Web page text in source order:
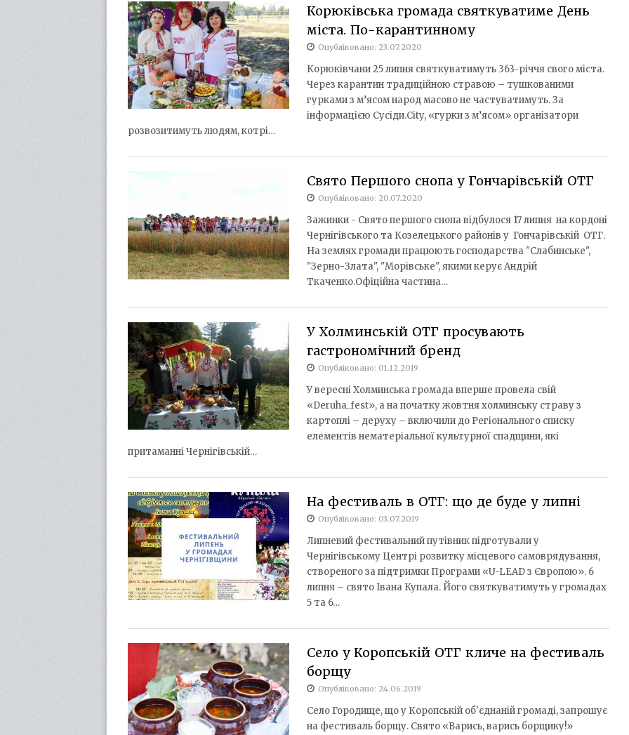
Корюківська громада святкуватиме День
міста. По-карантинному
Опубліковано: 23.07.2020
Корюківчани 25 липня святкуватимуть 363-річчя свого міста.
Через карантин традиційною стравою – тушкованими
гурками з м’ясом народ масово не частуватимуть. За
інформацією Сусіди.City, «гурки з м’ясом» організатори
розвозитимуть людям, котрі…
Свято Першого снопа у Гончарівській ОТГ
Опубліковано: 20.07.2020
Зажинки - Свято першого снопа відбулося 17 липня на кордоні
Чернігівського та Козелецького районів у Гончарівській ОТГ.
На землях громади працюють господарства "Слабинське",
"Зерно-Злата", "Морівське", якими керує Андрій
Ткаченко.Офіційна частина…
У Холминській ОТГ просувають
гастрономічний бренд
Опубліковано: 01.12.2019
У вересні Холминська громада вперше провела свій
«Deruha_fest», а на початку жовтня холминську страву з
картоплі – деруху – включили до Регіонального списку
елементів нематеріальної культурної спадщини, які
притаманні Чернігівській…
На фестиваль в ОТГ: що де буде у липні
Опубліковано: 03.07.2019
Липневий фестивальний путівник підготували у
Чернігівському Центрі розвитку місцевого самоврядування,
створеного за підтримки Програми «U-LEAD з Європою». 6
липня – свято Івана Купала. Його святкуватимуть у громадах
5 та 6…
Село у Коропській ОТГ кличе на фестиваль
борщу
Опубліковано: 24.06.2019
Село Городище, що у Коропській об'єднаній громаді, запрошує
на фестиваль борщу. Свято «Варись, варись борщику!»